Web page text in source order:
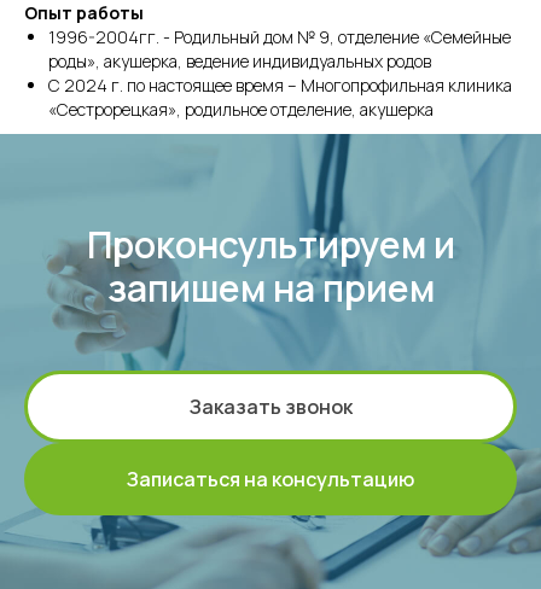
Опыт работы
1996-2004гг. - Родильный дом № 9, отделение «Семейные
роды», акушерка, ведение индивидуальных родов
С 2024 г. по настоящее время – Многопрофильная клиника
«Сестрорецкая», родильное отделение, акушерка
Проконсультируем и
запишем на прием
Заказать звонок
Записаться на консультацию